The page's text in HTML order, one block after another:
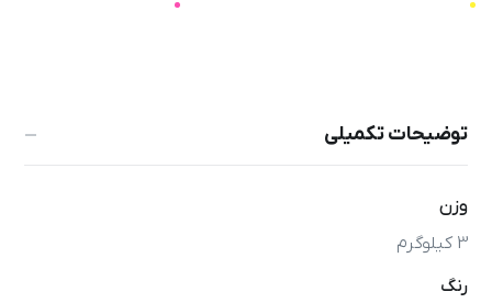
توضیحات تکمیلی
وزن
3 کیلوگرم
رنگ